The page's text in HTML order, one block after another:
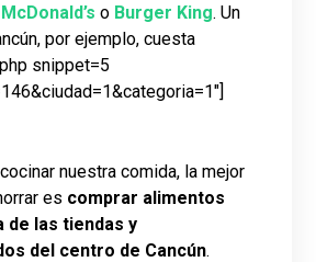
McDonald’s o Burger King. Un
por ejemplo, cuesta
snippet=5
nuestra comida, la mejor
es comprar alimentos
de las tiendas y
del centro de Cancún.